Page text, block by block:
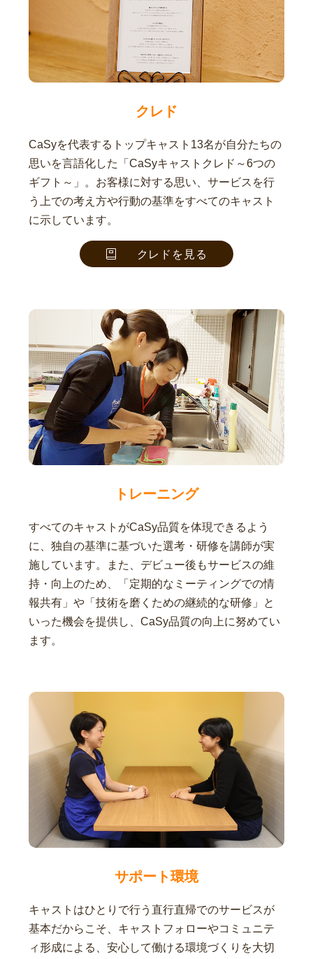
クレド
CaSyを代表するトップキャスト13名が自分たちの
思いを言語化した「CaSyキャストクレド～6つの
ギフト～」。お客様に対する思い、サービスを行
う上での考え方や行動の基準をすべてのキャスト
に示しています。
クレドを見る
トレーニング
すべてのキャストがCaSy品質を体現できるよう
に、独自の基準に基づいた選考・研修を講師が実
施しています。また、デビュー後もサービスの維
持・向上のため、「定期的なミーティングでの情
報共有」や「技術を磨くための継続的な研修」と
いった機会を提供し、CaSy品質の向上に努めてい
ます。
サポート環境
キャストはひとりで行う直行直帰でのサービスが
基本だからこそ、キャストフォローやコミュニテ
ィ形成による、安心して働ける環境づくりを大切